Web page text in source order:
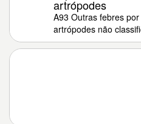
artrópodes
A93 Outras febres
artrópodes não